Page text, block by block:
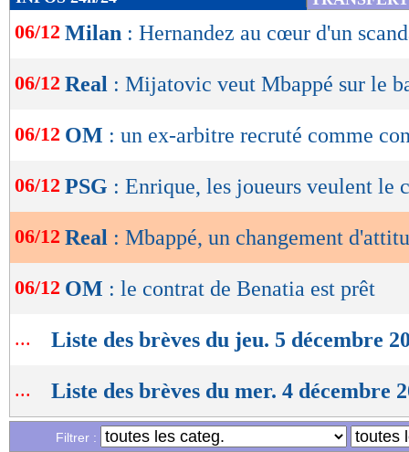
de
lecture
OK
06/12 Milan : Hernandez au cœur d'un
06/12 Real : Mijatovic veut Mbappé sur le
06/12 OM : un ex-arbitre recruté comme
06/12 PSG : Enrique, les joueurs veulent le
06/12 Real : Mbappé, un changement
06/12 OM : le contrat de Benatia est prêt
... Liste des brèves du jeu. 5 décembre
... Liste des brèves du mer. 4 décembre
Filtrer :